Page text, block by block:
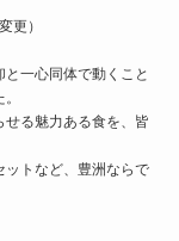
更）
一心同体で動くこと
る魅力ある食を、皆
ットなど、豊洲ならで